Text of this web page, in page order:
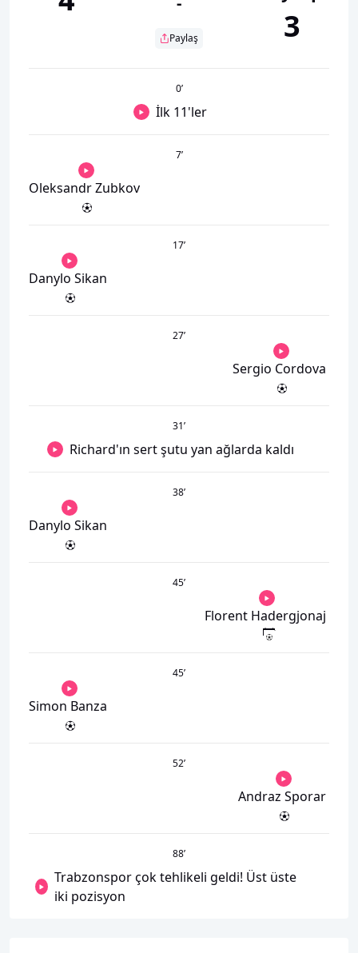
Paylaş 3
0’
İlk 11'ler
7’
Oleksandr Zubkov
17’
Danylo Sikan
27’
Sergio Cordova
31’
Richard'ın sert şutu yan ağlarda kaldı
38’
Danylo Sikan
45’
Florent Hadergjonaj
45’
Simon Banza
52’
Andraz Sporar
88’
Trabzonspor çok tehlikeli geldi! Üst üste
iki pozisyon